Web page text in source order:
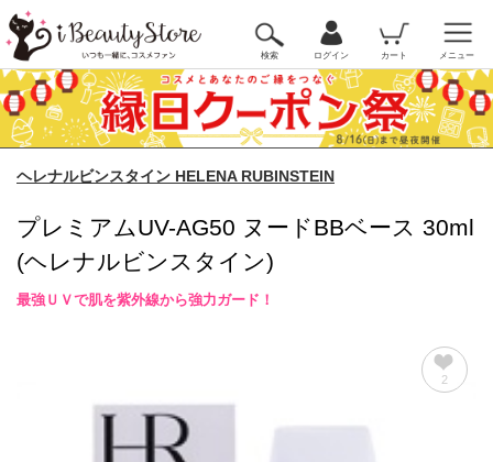
検索 ログイン カート メニュー
ヘレナルビンスタイン HELENA RUBINSTEIN
プレミアムUV-AG50 ヌードBBベース 30ml
(ヘレナルビンスタイン)
最強ＵＶで肌を紫外線から強力ガード！
2